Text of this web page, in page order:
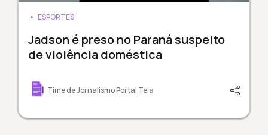
ESPORTES
Jadson é preso no Paraná suspeito
de violência doméstica
Time de Jornalismo Portal Tela